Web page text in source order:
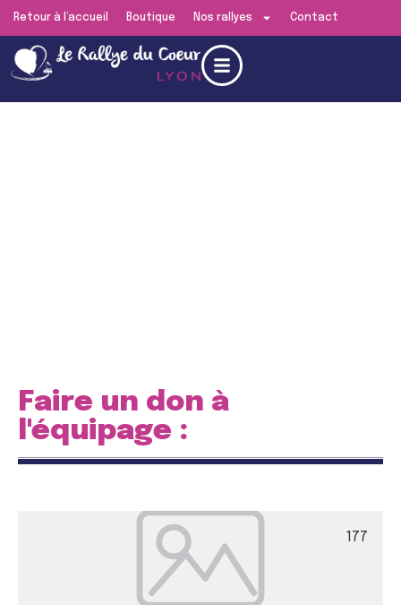
Retour à l’accueil Boutique Nos rallyes Contact
Faire un don à
l'équipage :
177